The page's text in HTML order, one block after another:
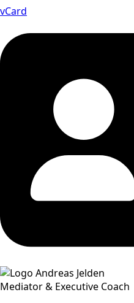
vCard
Mediator & Executive Coach